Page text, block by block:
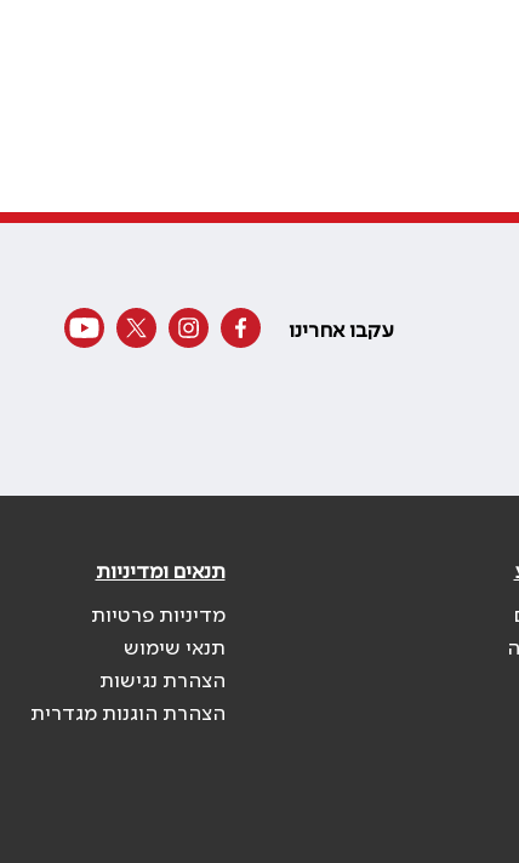
עקבו אחרינו
תנאים ומדיניות
מדיניות פרטיות
תנאי שימוש
הצהרת נגישות
הצהרת הוגנות מגדרית